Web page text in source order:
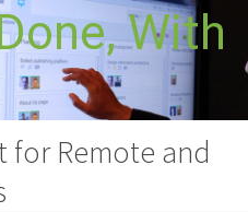
With
for Remote and